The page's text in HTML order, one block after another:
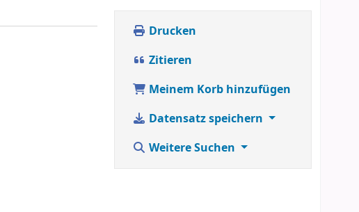
Drucken
Zitieren
Meinem Korb hinzufügen
Datensatz speichern
Weitere Suchen